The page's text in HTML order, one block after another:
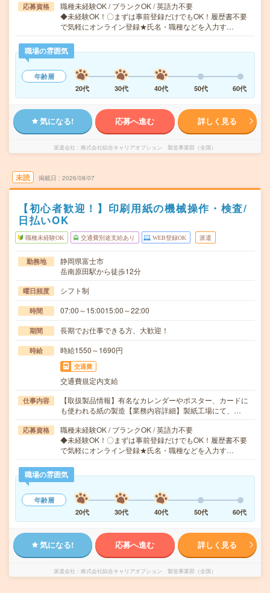
応募資格
職種未経験OK / ブランクOK / 英語力不要
◆未経験OK！〇まずは事前登録だけでもOK！履歴書不要
で気軽にオンライン登録★氏名・職種などを入力す…
職場の雰囲気
年齢層
20代
30代 40代 50代 60代
気になる! 応募へ進む 詳しく見る
派遣会社 株式会社綜合キャリアオプション 製造事業部（全国）
未読 掲載日 2026/08/07
【初心者歓迎！】印刷用紙の機械操作・検査/
日払いOK
職種未経験OK 交通費別途支給あり WEB登録OK 派遣
勤務地
静岡県富士市
岳南原田駅から徒歩12分
曜日頻度 シフト制
時間 07:00～15:0015:00～22:00
期間 長期でお仕事できる方、大歓迎！
時給 時給1550～1690円
交通費
交通費規定内支給
仕事内容
【取扱製品情報】有名なカレンダーやポスター、カードに
も使われる紙の製造【業務内容詳細】製紙工場にて、…
応募資格
職種未経験OK / ブランクOK / 英語力不要
◆未経験OK！〇まずは事前登録だけでもOK！履歴書不要
で気軽にオンライン登録★氏名・職種などを入力す…
職場の雰囲気
年齢層
20代
30代 40代 50代 60代
気になる! 応募へ進む 詳しく見る
派遣会社 株式会社綜合キャリアオプション 製造事業部（全国）